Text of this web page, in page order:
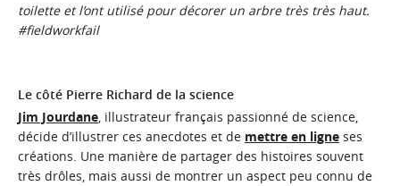
toilette et l’ont utilisé pour décorer un arbre très très haut.
#fieldworkfail
Le côté Pierre Richard de la science
Jim Jourdane , illustrateur français passionné de science,
décide d’illustrer ces anecdotes et de mettre en ligne ses
créations. Une manière de partager des histoires souvent
très drôles, mais aussi de montrer un aspect peu connu de